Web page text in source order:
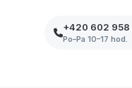
+420 602 958
Po–Pa 10–17 hod.